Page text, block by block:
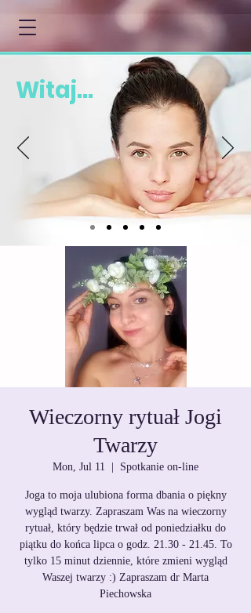
Witaj...
Wieczorny rytuał Jogi
Twarzy
Mon, Jul 11 Spotkanie on-line
Joga to moja ulubiona forma dbania o piękny
wygląd twarzy. Zapraszam Was na wieczorny
rytuał, który będzie trwał od poniedziałku do
piątku do końca lipca o godz. 21.30 - 21.45. To
tylko 15 minut dziennie, które zmieni wygląd
Waszej twarzy :) Zapraszam dr Marta
Piechowska